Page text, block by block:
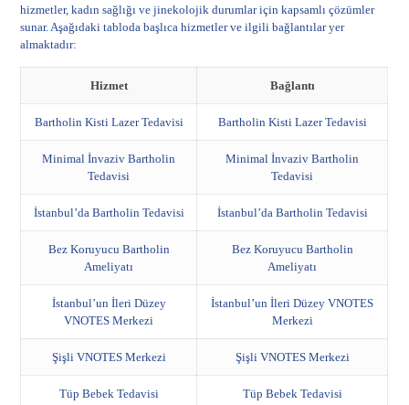
hizmetler, kadın sağlığı ve jinekolojik durumlar için kapsamlı çözümler
sunar. Aşağıdaki tabloda başlıca hizmetler ve ilgili bağlantılar yer
almaktadır:
Hizmet Bağlantı
Bartholin Kisti Lazer Tedavisi Bartholin Kisti Lazer Tedavisi
Minimal İnvaziv Bartholin
Tedavisi
Minimal İnvaziv Bartholin
Tedavisi
İstanbul’da Bartholin Tedavisi İstanbul’da Bartholin Tedavisi
Bez Koruyucu Bartholin
Ameliyatı
Bez Koruyucu Bartholin
Ameliyatı
İstanbul’un İleri Düzey
VNOTES Merkezi
İstanbul’un İleri Düzey VNOTES
Merkezi
Şişli VNOTES Merkezi Şişli VNOTES Merkezi
Tüp Bebek Tedavisi Tüp Bebek Tedavisi